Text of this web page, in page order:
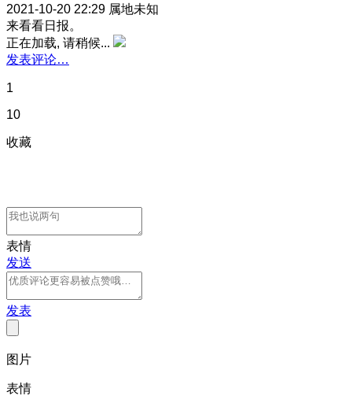
2021-10-20 22:29 属地未知
来看看日报。
正在加载, 请稍候...
发表评论…
1
10
收藏
表情
发送
发表
图片
表情